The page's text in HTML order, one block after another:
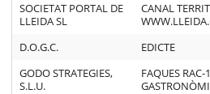
SOCIETAT PORTAL DE
LLEIDA SL
CANAL
D.O.G.C. EDICTE
GODO STRATEGIES,
S.L.U.
FAQUES RAC-